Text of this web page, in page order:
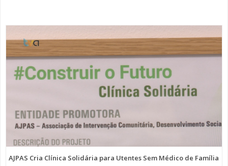
AJPAS Cria Clínica Solidária para Utentes Sem Médico de Família